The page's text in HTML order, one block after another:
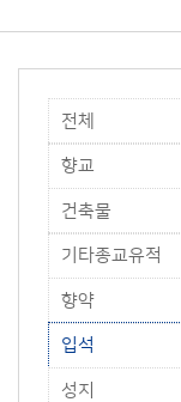
전체
향교
건축물
기타종교유적
향약
입석
성지